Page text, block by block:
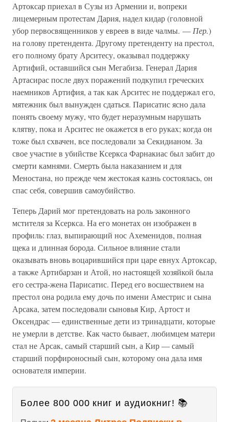
Артоксар приехал в Сузы из Армении и, вопреки
лицемерным протестам Дария, надел кидар (головной
убор первосвященников у евреев в виде чалмы. — Пер.)
на голову претендента. Другому претенденту на престол,
его полному брату Арситесу, оказывал поддержку
Артифий, оставшийся сын Мегабиза. Генерал Дария
Артасирас после двух поражений подкупил греческих
наемников Артифия, а так как Арситес не поддержал его,
мятежник был вынужден сдаться. Парисатис ясно дала
понять своему мужу, что будет неразумным нарушать
клятву, пока и Арситес не окажется в его руках; когда он
тоже был схвачен, все последовали за Секидианом. За
свое участие в убийстве Ксеркса Фарнакиас был забит до
смерти камнями. Смерть была наказанием и для
Меностана, но прежде чем жестокая казнь состоялась, он
спас себя, совершив самоубийство.
Теперь Дарий мог претендовать на роль законного
мстителя за Ксеркса. На его монетах он изображен в
профиль: глаз, выпирающий нос Ахеменидов, полная
щека и длинная борода. Сильное влияние стали
оказывать вновь воцарившийся при царе евнух Артоксар,
а также Артибарзан и Атой, но настоящей хозяйкой была
его сестра-жена Парисатис. Перед его восшествием на
престол она родила ему дочь по имени Аместрис и сына
Арсака, затем последовали сыновья Кир, Артост и
Оксендрас — единственные дети из тринадцати, которые
не умерли в детстве. Как часто бывает, любимцем матери
стал не Арсак, самый старший сын, а Кир — самый
старший порфироносный сын, которому она дала имя
основателя империи.
Более 800 000 книг и аудиокниг! 📚